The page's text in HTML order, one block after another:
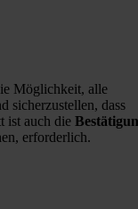
Möglichkeit, alle
sicherzustellen, dass
ist auch die
erforderlich.